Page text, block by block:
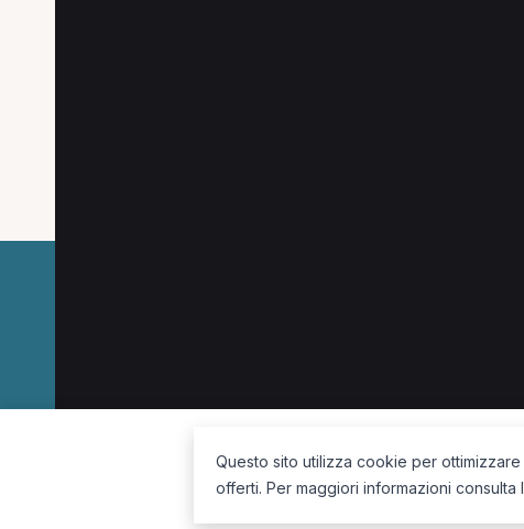
Questo sito utilizza cookie per
offerti. Per maggiori informazioni consulta